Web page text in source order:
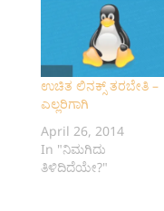
ಅವುಗಳನ್ನು ಗಿಂಪ್‌ ಅಥವಾ
ಫೋಟೋ‌ಶಾಪ್‌ಗಳಲ್ಲಿ ತೆಗೆದು
ನೋಡುವುದು ಕೆಲವೊಮ್ಮೆ
ಕಷ್ಟ ಸಾಧ್ಯ. ಪ್ರತಿಯೊಂದು
ಚಿತ್ರವನ್ನು ಅಪ್ಲಿಕೇಷನ್
ಬಳಸಿಯೇ ನೋಡಬೇಕು
ಎಂದೇನಿಲ್ಲ ಅಲ್ಲವೇ?
ಥಂಬ್‌ನೈಲ್ ಇರುತ್ತಲ್ಲಾ
ಎಂದರೆ, ಉಬುಂಟುನಲ್ಲಿ
ಅಥವಾ ಲಿನಕ್ಸ್‌ನಲ್ಲಿ
ಉಚಿತ ಲಿನಕ್ಸ್ ತರಬೇತಿ –
ಎಲ್ಲರಿಗಾಗಿ
April 26, 2014
In "ನಿಮಗಿದು
ತಿಳಿದಿದೆಯೇ?"